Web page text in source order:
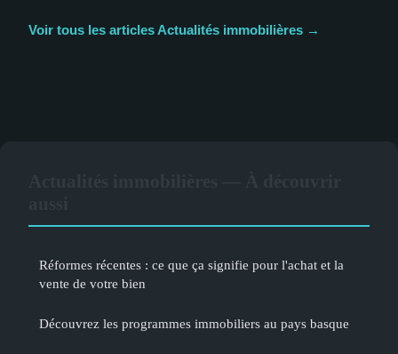
Voir tous les articles Actualités immobilières →
Réformes récentes : ce que ça signifie pour l'achat et la
vente de votre bien
Découvrez les programmes immobiliers au pays basque